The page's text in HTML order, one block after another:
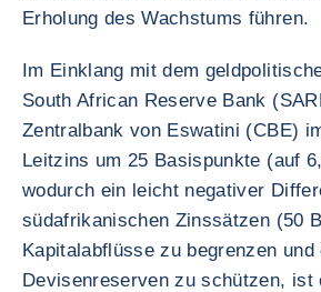
Erholung des Wachstums führen.
Im Einklang mit dem
South African Reserve Bank
Zentralbank von Eswatini (CBE)
Leitzins um 25 Basispunkte (auf
wodurch ein leicht negativer
südafrikanischen Zinssätzen (50
Kapitalabflüsse zu begrenzen und
Devisenreserven zu schützen, ist